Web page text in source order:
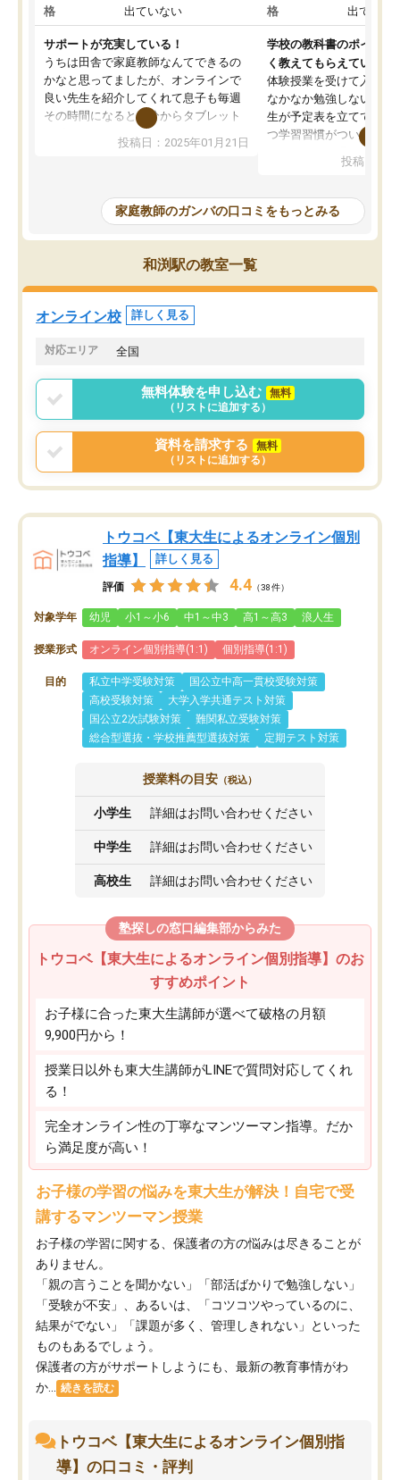
格
出ていない
サポートが充実している！
うちは田舎で家庭教師なんてできるの
かなと思ってましたが、オンラインで
良い先生を紹介してくれて息子も毎週
その時間になると自分からタブレット
を開いてzoomを繋げるようになりまし
た！5科目なんでもOKなのもとても気
めて1年ほどだった今では平均点以上の
科目が増えてきました！あと1年受験ま
であるので無料の週末教室を使用しな
がら頑張って欲しいと思います！
投稿日：2025年01月21日
格
出ていな
学校の教科書のポイント
く教えてもらえている
体験授業を受けて入塾し
なかなか勉強しない息子
生が予定表を立ててくれ
つ学習習慣がついてきま
指導が無い日も予定表
問できるのでとても助か
投稿日：
家庭教師のガンバの口コミをもっとみる
和渕駅の教室一覧
オンライン校 詳しく見る
対応エリア 全国
無料体験を申し込む
無料
（リストに追加する）
資料を請求する
無料
（リストに追加する）
トウコベ【東大生によるオンライン個別
指導】
詳しく見る
評価 4.4 （38件）
対象学年 幼児 小1～小6 中1～中3 高1～高3 浪人生
授業形式 オンライン個別指導(1:1) 個別指導(1:1)
目的 私立中学受験対策
国公立中高一貫校受験対策
高校受験対策
大学入学共通テスト対策
国公立2次試験対策
難関私立受験対策
総合型選抜・学校推薦型選抜対策
定期テスト対策
授業料の目安 （税込）
小学生 詳細はお問い合わせください
中学生 詳細はお問い合わせください
高校生 詳細はお問い合わせください
塾探しの窓口編集部からみた
トウコベ【東大生によるオンライン個別指導】のお
すすめポイント
お子様に合った東大生講師が選べて破格の月額
9,900円から！
授業日以外も東大生講師がLINEで質問対応してくれ
る！
完全オンライン性の丁寧なマンツーマン指導。だか
ら満足度が高い！
お子様の学習の悩みを東大生が解決！自宅で受
講するマンツーマン授業
お子様の学習に関する、保護者の方の悩みは尽きることが
ありません。
「親の言うことを聞かない」「部活ばかりで勉強しない」
「受験が不安」、あるいは、「コツコツやっているのに、
結果がでない」「課題が多く、管理しきれない」といった
ものもあるでしょう。
保護者の方がサポートしようにも、最新の教育事情がわ
か...
続きを読む
トウコベ【東大生によるオンライン個別指
導】の口コミ・評判